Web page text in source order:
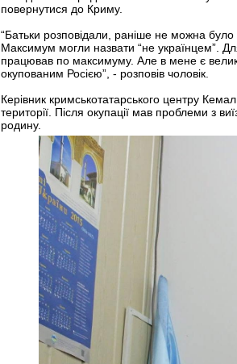
повернутися до Криму.
“Батьки розповідали, раніше не можна
Максимум могли назвати “не українцем”.
працював по максимуму. Але в мене є
окупованим Росією”, - розповів чоловік.
Керівник кримськотатарського центру
території. Після окупації мав проблеми з
родину.